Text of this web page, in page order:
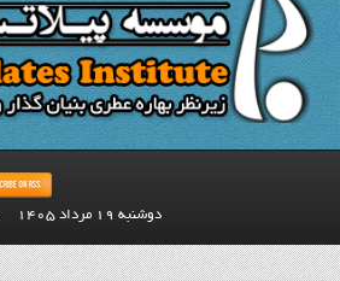
دوشنبه 19 مرداد 1405